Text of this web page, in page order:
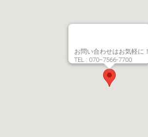
お問い合わせはお気軽に！
TEL : 070−7566-7700